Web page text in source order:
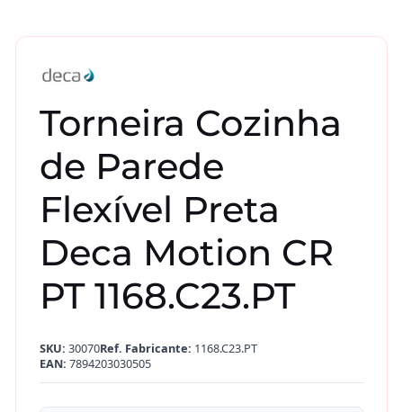
Torneira Cozinha
de Parede
Flexível Preta
Deca Motion CR
PT 1168.C23.PT
SKU: 30070Ref. Fabricante: 1168.C23.PT
EAN: 7894203030505